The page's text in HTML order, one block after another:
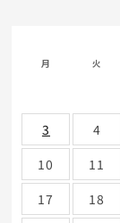
月 火
3
4
10
11
17
18